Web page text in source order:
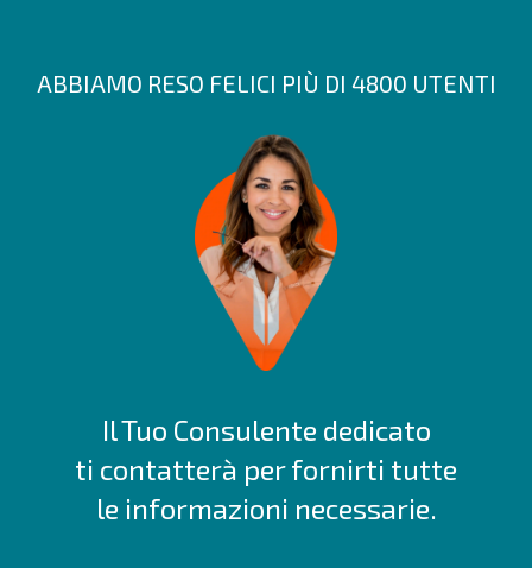
ABBIAMO RESO FELICI PIÙ DI 4800 UTENTI
Il Tuo Consulente dedicato
ti contatterà per fornirti tutte
le informazioni necessarie.